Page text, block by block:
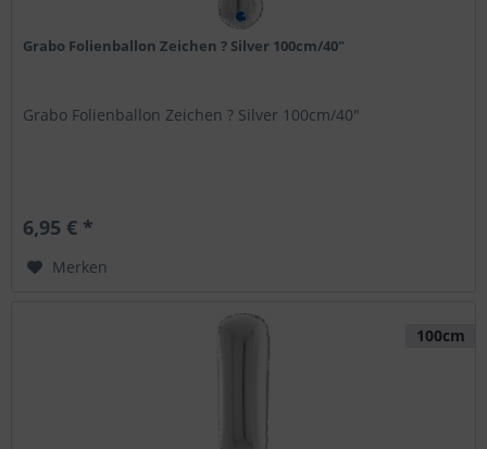
Grabo Folienballon Zeichen ? Silver 100cm/40"
Grabo Folienballon Zeichen ? Silver 100cm/40"
6,95 € *
Merken
100cm